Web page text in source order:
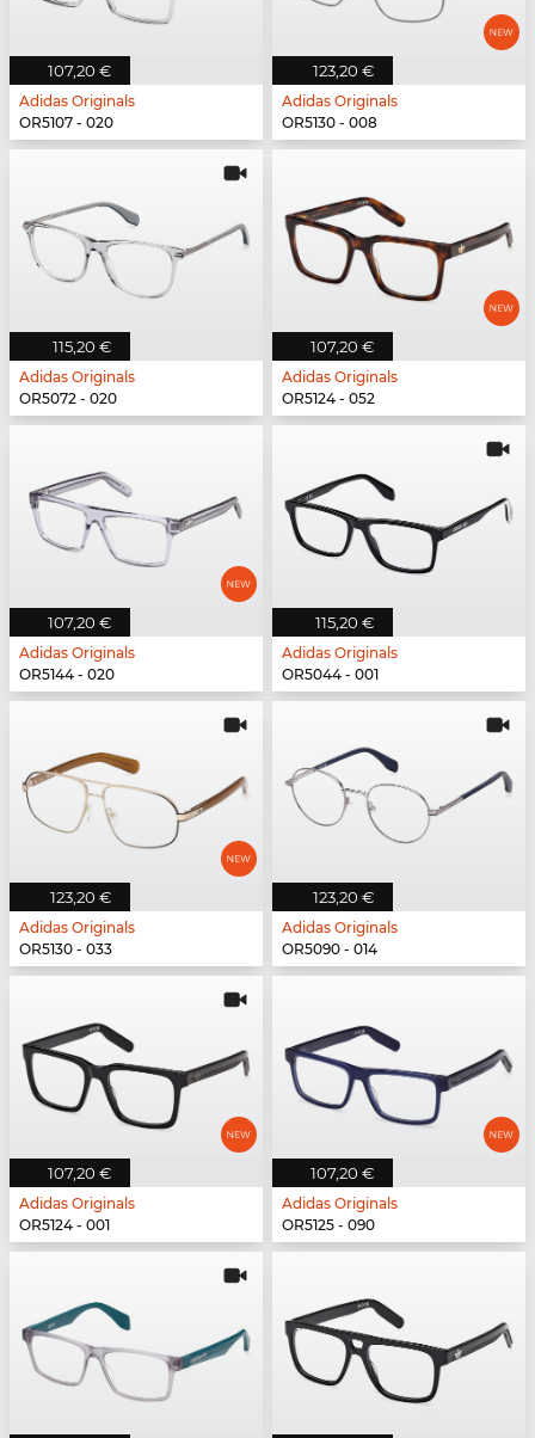
107,20 €
Adidas Originals
OR5107 - 020
123,20 €
Adidas Originals
OR5130 - 008
115,20 €
Adidas Originals
OR5072 - 020
107,20 €
Adidas Originals
OR5124 - 052
107,20 €
Adidas Originals
OR5144 - 020
115,20 €
Adidas Originals
OR5044 - 001
123,20 €
Adidas Originals
OR5130 - 033
123,20 €
Adidas Originals
OR5090 - 014
107,20 €
Adidas Originals
OR5124 - 001
107,20 €
Adidas Originals
OR5125 - 090